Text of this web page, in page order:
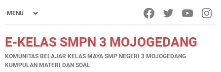
E-KELAS SMPN 3 MOJOGEDANG
KOMUNITAS BELAJAR KELAS MAYA SMP NEGERI 3 MOJOGEDANG
KUMPULAN MATERI DAN SOAL